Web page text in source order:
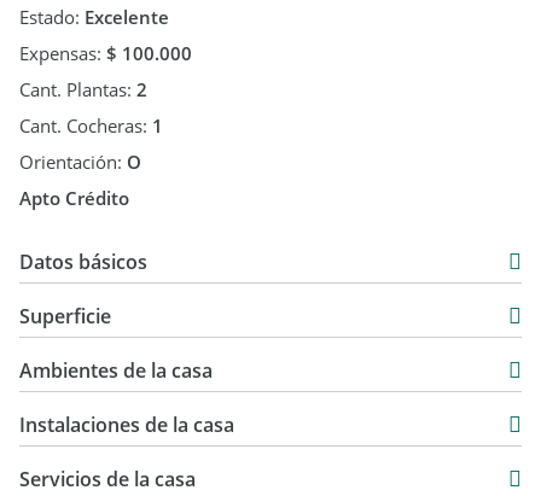
Estado: Excelente
Expensas: $ 100.000
Cant. Plantas: 2
Cant. Cocheras: 1
Orientación: O
Apto Crédito
Datos básicos
Venta
USD 150.000
Superficie
130 m2
Ambientes de la casa
Instalaciones de la casa
Servicios de la casa